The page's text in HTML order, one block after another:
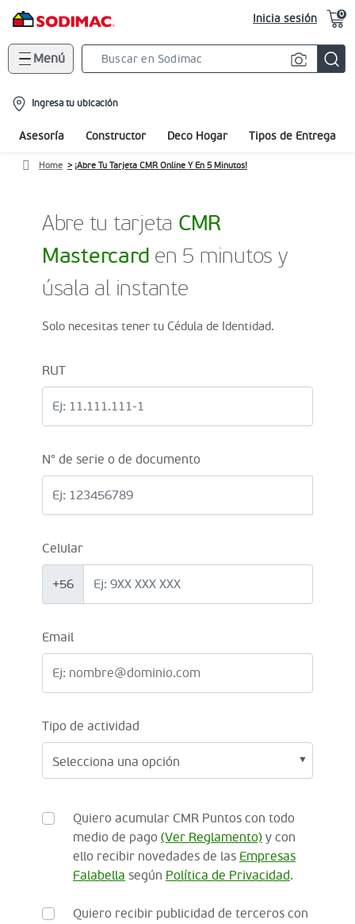
Inicia sesión 0
Menú
location-
icon
Ingresa tu ubicación
Asesoría Constructor Deco Hogar Tipos de Entrega
Home ¡Abre Tu Tarjeta CMR Online Y En 5 Minutos!
Abre tu tarjeta CMR
Mastercard en 5 minutos y
úsala al instante
Solo necesitas tener tu Cédula de Identidad.
RUT
N° de serie o de documento
Celular
+56
Email
Tipo de actividad
Quiero acumular CMR Puntos con todo
medio de pago (Ver Reglamento) y con
ello recibir novedades de las Empresas
Falabella según Política de Privacidad.
Quiero recibir publicidad de terceros con